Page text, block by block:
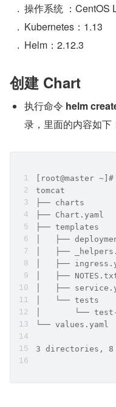
操作系统 ：CentOS
Kubernetes：1.13
Helm：2.12.3
创建 Chart
执行命令 helm
录，里面的内容如下
[root@master
tomcat
├── charts
├── Chart.yaml
├── templates
│   ├──
│   ├──
│   ├──
│   ├──
│   ├──
│   └── tests
│       └── test-
└── values.yaml
3 directories,